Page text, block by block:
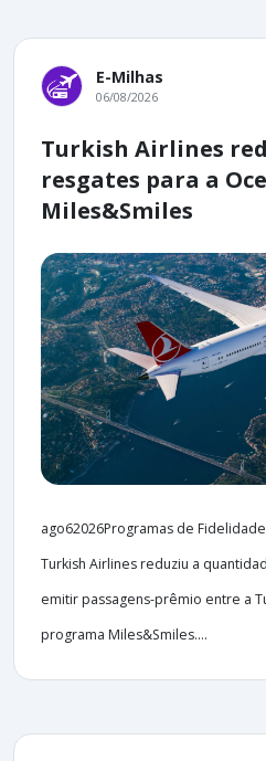
E-Milhas
06/08/2026
Turkish Airlines
resgates para a
Miles&Smiles
ago62026Programas de
Turkish Airlines reduziu a
emitir passagens-prêmio entre a
programa Miles&Smiles....